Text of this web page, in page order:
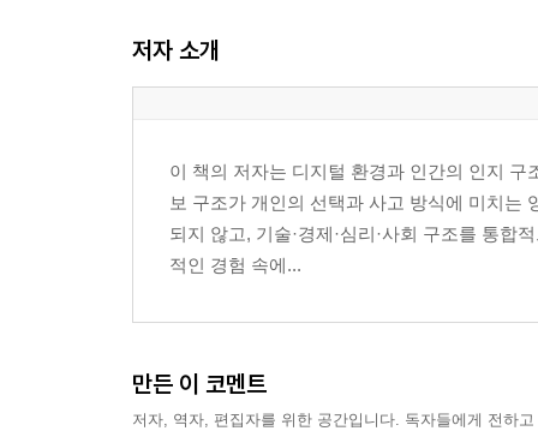
제12장 두려움의 시작
제13장 붉은 점의 침묵
제16장 선택
제17장 새로운 시작
제18장 마지막 1초
제19장 새로운 세계
제23장 끝이 아닌 시작
제24장 푸른 세계
저자 소개
이 책의 저자는 디지털 환경과 인간의 인지
보 구조가 개인의 선택과 사고 방식에 미치는
되지 않고, 기술·경제·심리·사회 구조를 통합
적인 경험 속에...
만든 이 코멘트
저자, 역자, 편집자를 위한 공간입니다. 독자들에게 전하